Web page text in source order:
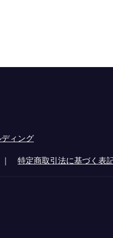
ィング
特定商取引法に基づく表